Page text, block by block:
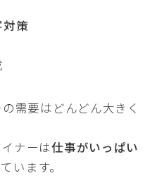
対策
需要はどんどん大きく
ナーは仕事がいっぱい
います。